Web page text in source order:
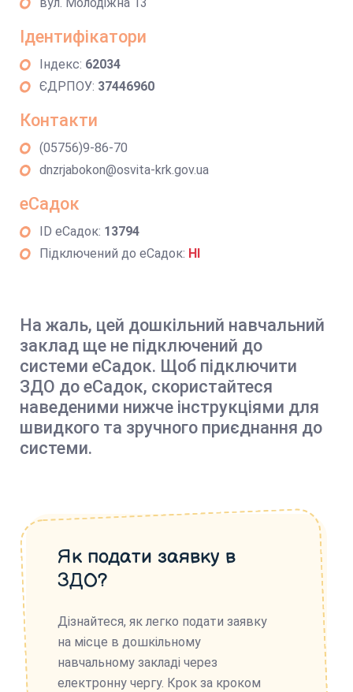
Ідентифікатори
Індекс: 62034
ЄДРПОУ: 37446960
Контакти
(05756)9-86-70
dnzrjabokon@osvita-krk.gov.ua
еСадок
ID еСадок: 13794
Підключений до еСадок: НІ
На жаль, цей дошкільний навчальний
заклад ще не підключений до
системи еСадок. Щоб підключити
ЗДО до еСадок, скористайтеся
наведеними нижче інструкціями для
швидкого та зручного приєднання до
системи.
Як подати заявку в
ЗДО?
Дізнайтеся, як легко подати заявку
на місце в дошкільному
навчальному закладі через
електронну чергу. Крок за кроком